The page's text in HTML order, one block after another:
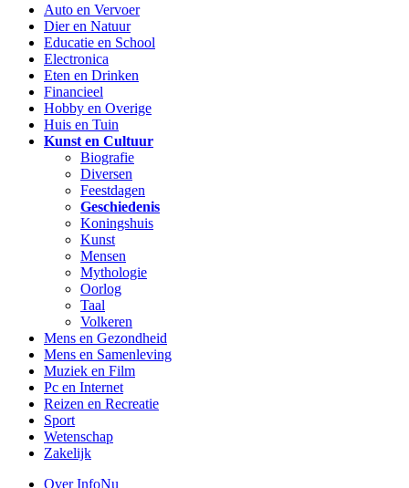
Auto en Vervoer
Dier en Natuur
Educatie en School
Electronica
Eten en Drinken
Financieel
Hobby en Overige
Huis en Tuin
Kunst en Cultuur
Biografie
Diversen
Feestdagen
Geschiedenis
Koningshuis
Kunst
Mensen
Mythologie
Oorlog
Taal
Volkeren
Mens en Gezondheid
Mens en Samenleving
Muziek en Film
Pc en Internet
Reizen en Recreatie
Sport
Wetenschap
Zakelijk
Over InfoNu